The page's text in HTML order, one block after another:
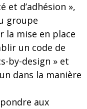
d’adhésion »,
groupe
la mise en place
un code de
by-design » et
dans la manière
aux